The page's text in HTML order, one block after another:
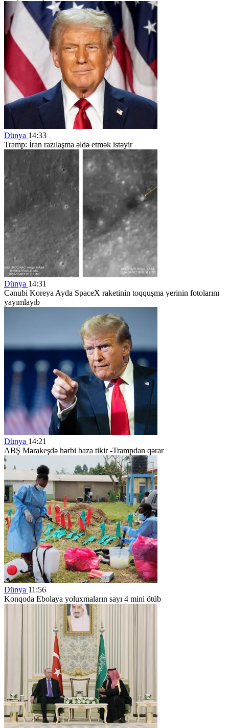
Dünya 14:33
Tramp: İran razılaşma əldə etmək istəyir
Dünya 14:31
Cənubi Koreya Ayda SpaceX raketinin toqquşma yerinin fotolarını
yayımlayıb
Dünya 14:21
ABŞ Mərakeşdə hərbi baza tikir -Trampdan qərar
Dünya 11:56
Konqoda Ebolaya yoluxmaların sayı 4 mini ötüb